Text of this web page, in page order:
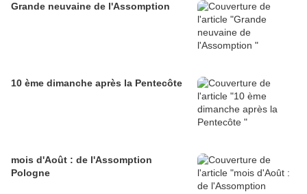
Grande neuvaine de l'Assomption
10 ème dimanche après la Pentecôte
mois d'Août : de l'Assomption
Pologne